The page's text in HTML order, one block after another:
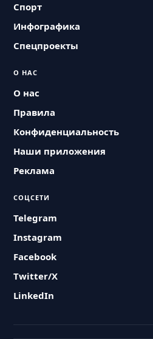
Спорт
Инфографика
Спецпроекты
О НАС
О нас
Правила
Конфиденциальность
Наши приложения
Реклама
СОЦСЕТИ
Telegram
Instagram
Facebook
Twitter/X
LinkedIn